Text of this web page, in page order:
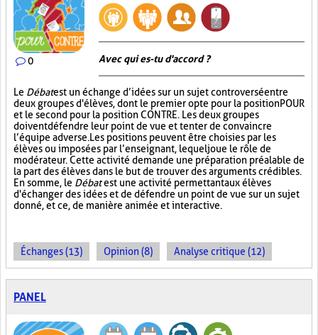
0 Avec qui es-tu d'accord ?
Le Débatest un échange d’idées sur un sujet controversé entre
deux groupes d'élèves, dont le premier opte pour la position POUR
et le second pour la position CONTRE. Les deux groupes
doivent défendre leur point de vue et tenter de convaincre
l’équipe adverse. Les positions peuvent être choisies par les
élèves ou imposées par l’enseignant, lequel joue le rôle de
modérateur. Cette activité demande une préparation préalable de
la part des élèves dans le but de trouver des arguments crédibles.
En somme, le Débatest une activité permettant aux élèves
d'échanger des idées et de défendre un point de vue sur un sujet
donné, et ce, de manière animée et interactive.
Échanges (13) Opinion (8) Analyse critique (12)
PANEL